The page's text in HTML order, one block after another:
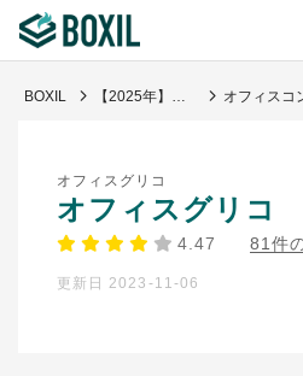
診断から探す(β版)
BOXIL 【2025年】オフィスコンビニおすすめ比較13選！仕組み・評判・導入メリット
オフィスグリコ
オフィスグリコ
4.47 81件
更新日 2023-11-06